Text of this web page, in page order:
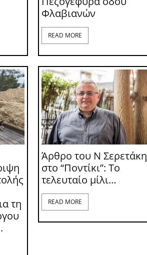
Φλαβιανών
READ MORE
τη
Άρθρο του Ν Σερετάκη
στο “Ποντίκι”: Το
τελευταίο μίλι…
READ MORE